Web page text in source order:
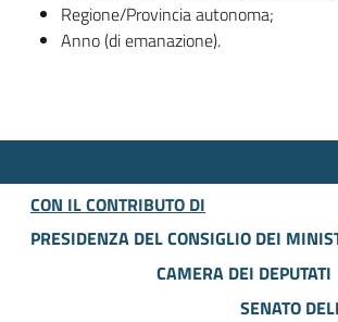
Regione/Provincia autonoma;
Anno (di emanazione).
CON IL CONTRIBUTO DI
PRESIDENZA DEL CONSIGLIO DEI
CAMERA DEI DEPUTATI
SENATO